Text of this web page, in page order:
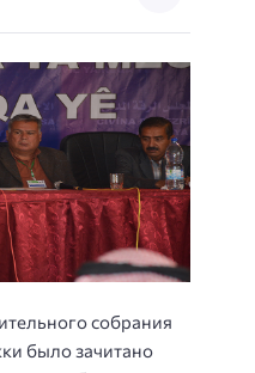
собрания
было зачитано